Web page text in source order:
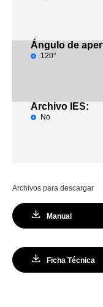
Ángulo de
120°
Archivo IES:
No
Archivos para descargar
Manual
Ficha Técnica